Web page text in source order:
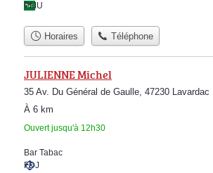
PMU
Horaires Téléphone
JULIENNE Michel
35 Av. Du Général de Gaulle, 47230 Lavardac
À 6 km
Ouvert jusqu'à 12h30
Bar Tabac
FDJ